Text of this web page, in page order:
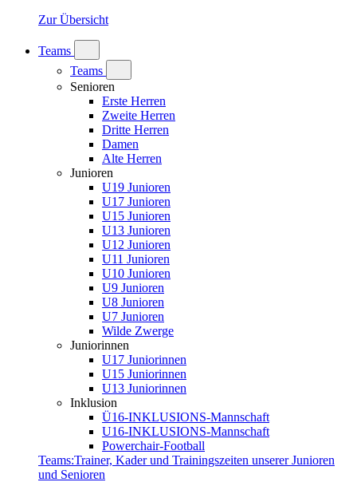
Zur Übersicht
Teams
Teams
Senioren
Erste Herren
Zweite Herren
Dritte Herren
Damen
Alte Herren
Junioren
U19 Junioren
U17 Junioren
U15 Junioren
U13 Junioren
U12 Junioren
U11 Junioren
U10 Junioren
U9 Junioren
U8 Junioren
U7 Junioren
Wilde Zwerge
Juniorinnen
U17 Juniorinnen
U15 Juniorinnen
U13 Juniorinnen
Inklusion
Ü16-INKLUSIONS-Mannschaft
U16-INKLUSIONS-Mannschaft
Powerchair-Football
Teams:Trainer, Kader und Trainingszeiten unserer Junioren
und Senioren